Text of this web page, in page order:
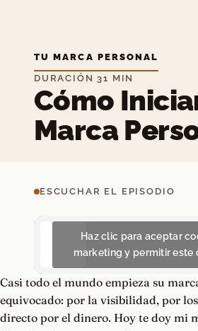
TU MARCA PERSONAL
DURACIÓN 31 MIN
Cómo
Marca
ESCUCHAR EL EPISODIO
Haz clic para aceptar
marketing y permitir este
Casi todo el mundo empieza su
equivocado: por la visibilidad, por los
directo por el dinero. Hoy te doy mi